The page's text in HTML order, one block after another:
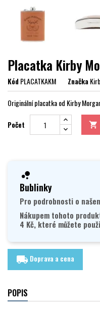
Placatka Kirby
KódPLACATKAKM Značka
Originální placatka od Kirby
Počet 
Bublinky
Pro podrobnosti o
Nákupem tohoto
4 Kč, které můžete
local_shipping Doprava a cena
POPIS